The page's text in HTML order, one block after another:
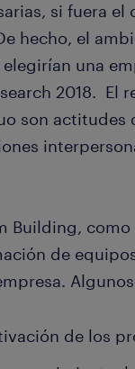
si fuera
hecho, el
una
2018. El
son actitudes
Building,
de
de los